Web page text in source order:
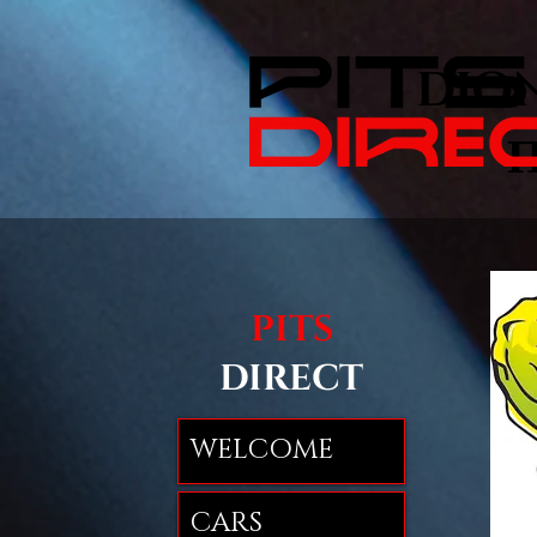
PITS
DIRECT
WELCOME
CARS